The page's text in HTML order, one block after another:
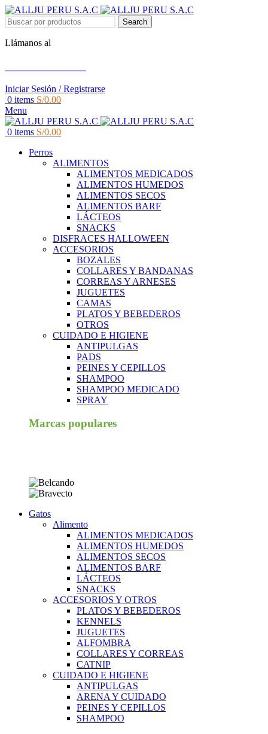
Search
Llámanos al
Iniciar Sesión / Registrarse
0 items S/0.00
Menu
0 items S/0.00
Perros
ALIMENTOS
ALIMENTOS MEDICADOS
ALIMENTOS HUMEDOS
ALIMENTOS SECOS
ALIMENTOS BARF
LÁCTEOS
SNACKS
DISFRACES HALLOWEEN
ACCESORIOS
BOZALES
COLLARES Y BANDANAS
CORREAS Y ARNESES
JUGUETES
CAMAS
PLATOS Y BEBEDEROS
OTROS
CUIDADO E HIGIENE
ANTIPULGAS
PADS
PEINES Y CEPILLOS
SHAMPOO
SHAMPOO MEDICADO
SPRAY
Marcas populares
Gatos
Alimento
ALIMENTOS MEDICADOS
ALIMENTOS HUMEDOS
ALIMENTOS SECOS
ALIMENTOS BARF
LÁCTEOS
SNACKS
ACCESORIOS Y OTROS
PLATOS Y BEBEDEROS
KENNELS
JUGUETES
ALFOMBRA
COLLARES Y CORREAS
CATNIP
CUIDADO E HIGIENE
ANTIPULGAS
ARENA Y CUIDADO
PEINES Y CEPILLOS
SHAMPOO